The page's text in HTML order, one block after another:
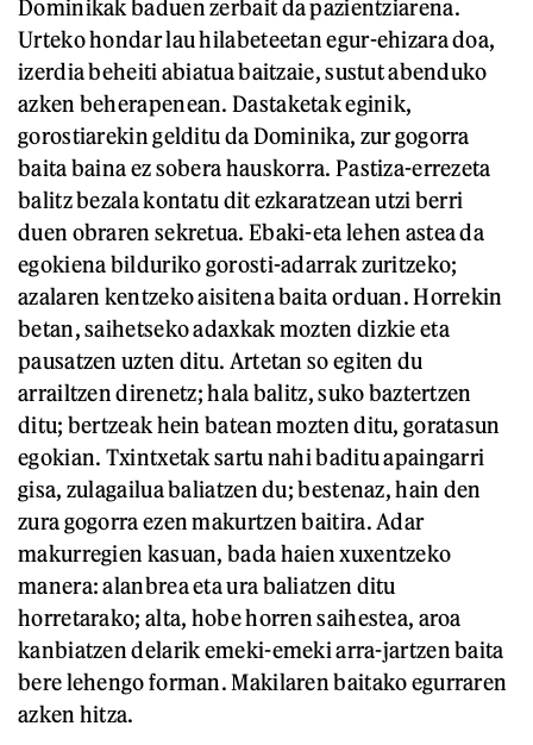
Dominikak baduen zerbait da pazientziarena.
Urteko hondar lau hilabeteetan egur-ehizara doa,
izerdia beheiti abiatua baitzaie, sustut abenduko
azken beherapenean. Dastaketak eginik,
gorostiarekin gelditu da Dominika, zur gogorra
baita baina ez sobera hauskorra. Pastiza-errezeta
balitz bezala kontatu dit ezkaratzean utzi berri
duen obraren sekretua. Ebaki-eta lehen astea da
egokiena bilduriko gorosti-adarrak zuritzeko;
azalaren kentzeko aisitena baita orduan. Horrekin
betan, saihetseko adaxkak mozten dizkie eta
pausatzen uzten ditu. Artetan so egiten du
arrailtzen direnetz; hala balitz, suko baztertzen
ditu; bertzeak hein batean mozten ditu, goratasun
egokian. Txintxetak sartu nahi baditu apaingarri
gisa, zulagailua baliatzen du; bestenaz, hain den
zura gogorra ezen makurtzen baitira. Adar
makurregien kasuan, bada haien xuxentzeko
manera: alanbrea eta ura baliatzen ditu
horretarako; alta, hobe horren saihestea, aroa
kanbiatzen delarik emeki-emeki arra-jartzen baita
bere lehengo forman. Makilaren baitako egurraren
azken hitza.